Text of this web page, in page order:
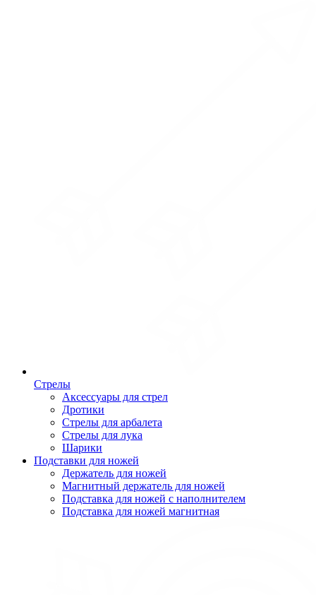
Стрелы
Аксессуары для стрел
Дротики
Стрелы для арбалета
Стрелы для лука
Шарики
Подставки для ножей
Держатель для ножей
Магнитный держатель для ножей
Подставка для ножей с наполнителем
Подставка для ножей магнитная